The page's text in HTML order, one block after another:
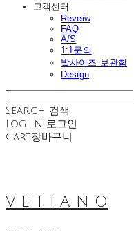
고객센터
Reveiw
FAQ
A/S
1:1문의
발사이즈 보관함
Design
Search 검색
Log In 로그인
Cart장바구니
V E T I A N O